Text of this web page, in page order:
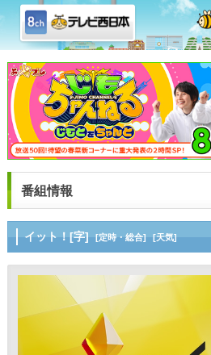
番組情報
イット！[字] [定時・総合] [天気]